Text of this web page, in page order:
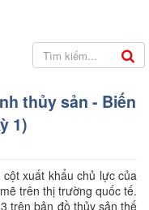
thủy sản - Biến
1)
xuất khẩu chủ lực của
trên thị trường quốc tế.
trên bản đồ thủy sản thế